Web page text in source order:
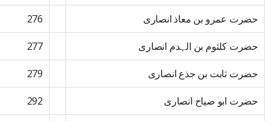
حضرت عمرو بن معاذ انصاری 276
حضرت کلثوم بن الہدم انصاری 277
حضرت ثابت بن جذع انصاری 279
حضرت ابو ضیاح انصاری 292